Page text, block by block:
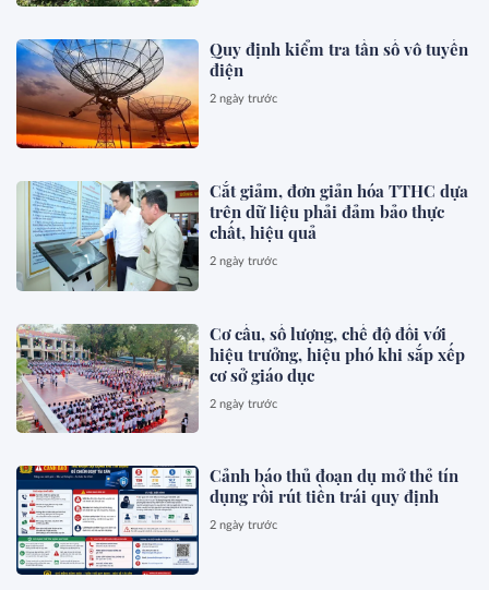
Quy định kiểm tra tần số vô tuyến
điện
2 ngày trước
Cắt giảm, đơn giản hóa TTHC dựa
trên dữ liệu phải đảm bảo thực
chất, hiệu quả
2 ngày trước
Cơ cấu, số lượng, chế độ đối với
hiệu trưởng, hiệu phó khi sắp xếp
cơ sở giáo dục
2 ngày trước
Cảnh báo thủ đoạn dụ mở thẻ tín
dụng rồi rút tiền trái quy định
2 ngày trước